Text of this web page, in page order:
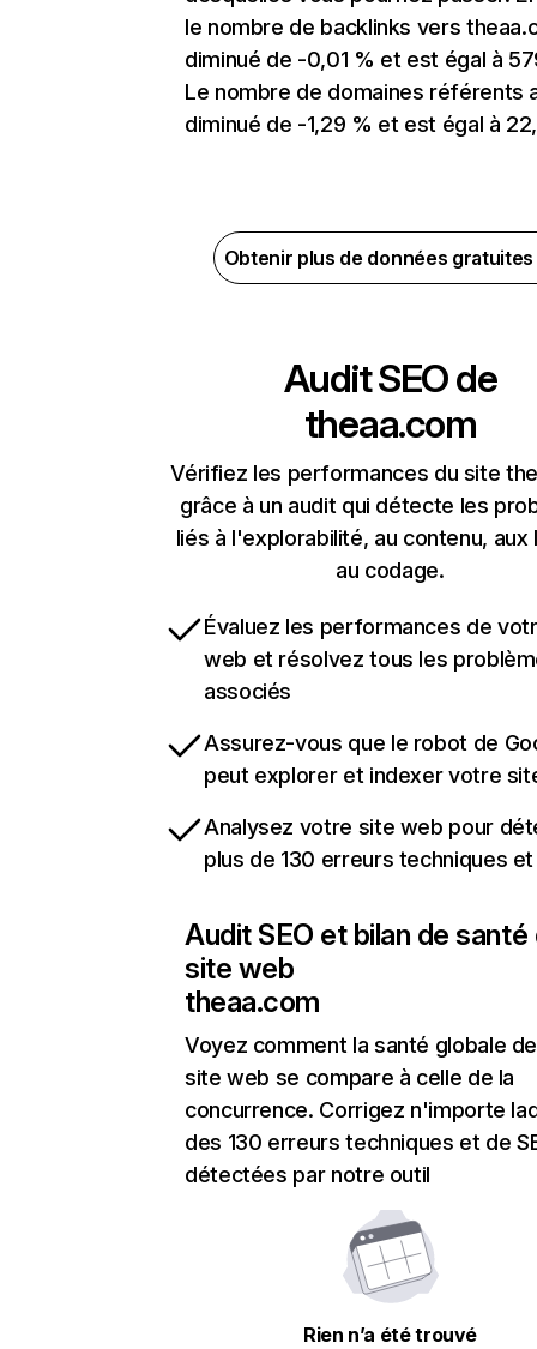
le nombre de backlinks vers
diminué de -0,01 % et est égal à
Le nombre de domaines référents
diminué de -1,29 % et est égal à
Obtenir plus de données
Audit SEO de
theaa.com
Vérifiez les performances du site
grâce à un audit qui détecte les
liés à l'explorabilité, au contenu, aux
au codage.
Évaluez les performances de
web et résolvez tous les
associés
Assurez-vous que le robot de
peut explorer et indexer votre
Analysez votre site web pour
plus de 130 erreurs techniques et
Audit SEO et bilan de santé
site web
theaa.com
Voyez comment la santé globale
site web se compare à celle de la
concurrence. Corrigez n'importe
des 130 erreurs techniques et de
détectées par notre outil
Rien n’a été trouvé